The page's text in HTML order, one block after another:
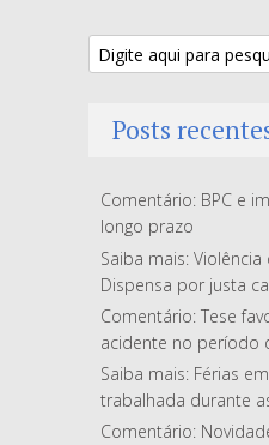
Posts
Comentário: BPC e
longo prazo
Saiba mais:
Dispensa por justa
Comentário: Tese
acidente no período
Saiba mais: Férias
trabalhada durante
Comentário: